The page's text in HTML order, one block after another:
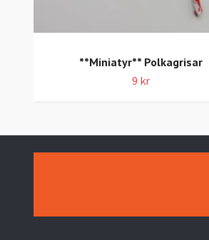
**Miniatyr** Polkagrisar
9 kr